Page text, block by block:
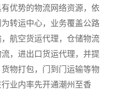
优势的物流网络资源，依
转运中心，业务覆盖公路
航空货运代理，仓储物流
，进出口货运代理，并提
物打包，门到门运输等物
业内率先开通潮州至香